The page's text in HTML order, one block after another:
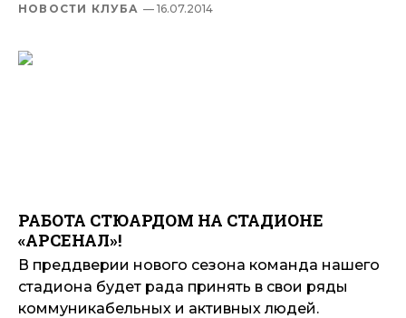
НОВОСТИ КЛУБА — 16.07.2014
РАБОТА СТЮАРДОМ НА СТАДИОНЕ
«АРСЕНАЛ»!
В преддверии нового сезона команда нашего
стадиона будет рада принять в свои ряды
коммуникабельных и активных людей.